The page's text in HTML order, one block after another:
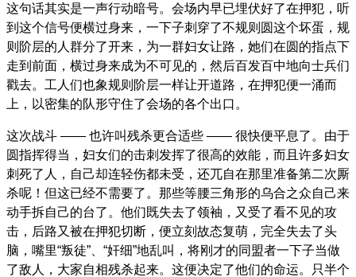
这句话其实是一声行动暗号。会场内早已埋伏好了在押犯，听
到这个信号便横过身来，一下子刺穿了不规则圆这个坏蛋，规
则阶层的人群分了开来，为一群妇女让路，她们在圆的指点下
走到前面，横过身来成为不可见的，然后百发百中地向士兵们
戳去。工人们也象规则阶层一样让开道路，在押犯便一涌而
上，以密集的队形守住了会场的各个出口。
这次战斗 —— 也许叫残杀更合适些 —— 很快便平息了。由于
圆指挥得当，妇女们的击刺发挥了很高的效能，而且许多妇女
刺死了人，自己却连轻伤都未受，还兀自在那里准备第二次厮
杀呢！但这已经不需要了。那些等腰三角形的乌合之众自己来
动手拆自己的台了。他们既失去了领袖，又受了看不见的攻
击，后路又被在押犯切断，便立刻故态复萌，完全失去了头
脑，嘴里“叛徒”、“奸细”地乱叫，将刚才的同盟者一下子当做
了敌人，大家自相残杀起来。这便决定了他们的命运。只半个